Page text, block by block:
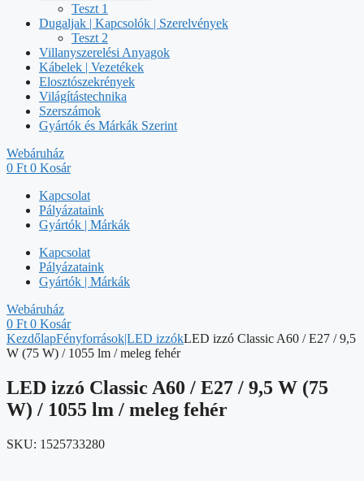
Teszt 1
Dugaljak | Kapcsolók | Szerelvények
Teszt 2
Villanyszerelési Anyagok
Kábelek | Vezetékek
Elosztószekrények
Világítástechnika
Szerszámok
Gyártók és Márkák Szerint
Webáruház
0 Ft 0 Kosár
Kapcsolat
Pályázataink
Gyártók | Márkák
Kapcsolat
Pályázataink
Gyártók | Márkák
Webáruház
0 Ft 0 Kosár
KezdőlapFényforrások|LED izzókLED izzó Classic A60 / E27 / 9,5
W (75 W) / 1055 lm / meleg fehér
LED izzó Classic A60 / E27 / 9,5 W (75
W) / 1055 lm / meleg fehér
SKU: 1525733280